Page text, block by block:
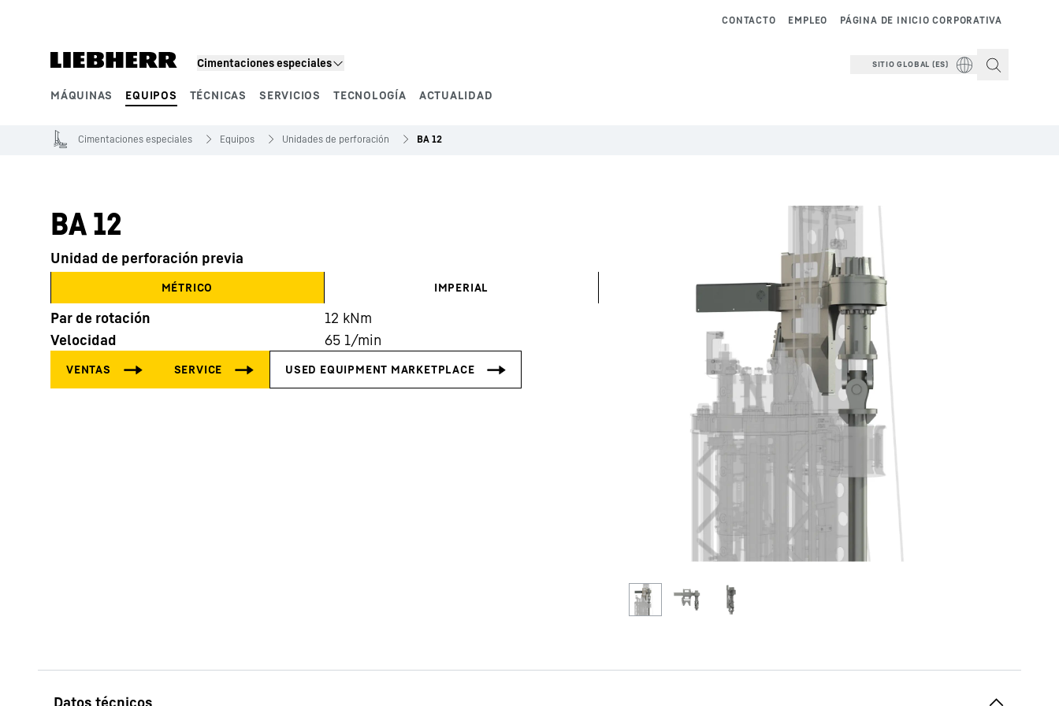
Cimentaciones especiales
MÁQUINAS EQUIPOS TÉCNICAS SERVICIOS TECNOLOGÍA ACTUALIDAD
PÁGINA DE INICIO CORPORATIVA
EMPLEO
CONTACTO
SITIO GLOBAL (ES)
Segmentos de producto
Cimentaciones especiales Equipos Unidades de perforación BA 12
BA 12
Unidad de perforación previa
MÉTRICO IMPERIAL
Par de rotación 12 kNm
Velocidad
65 1/min